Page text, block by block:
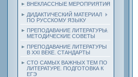
ВНЕКЛАССНЫЕ МЕРОПРИЯТИЯ
ДИДАКТИЧЕСКИЙ МАТЕРИАЛ
ПО РУССКОМУ ЯЗЫКУ
ПРЕПОДАВАНИЕ ЛИТЕРАТУРЫ.
МЕТОДИЧЕСКИЕ СОВЕТЫ
ПРЕПОДАВАНИЕ ЛИТЕРАТУРЫ
В XXI ВЕКЕ. СТАНДАРТЫ
СТО САМЫХ ВАЖНЫХ ТЕМ ПО
ЛИТЕРАТУРЕ. ПОДГОТОВКА К
ЕГЭ